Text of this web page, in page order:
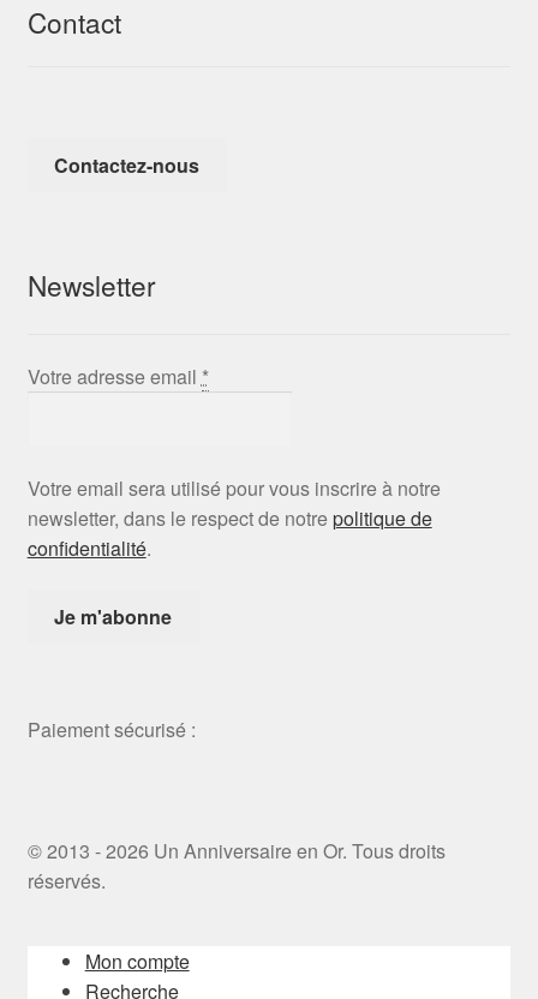
Contact
Contactez-nous
Newsletter
Votre adresse email *
Votre email sera utilisé pour vous inscrire à notre
newsletter, dans le respect de notrepolitique de
confidentialité.
Paiement sécurisé :
© 2013 - 2026 Un Anniversaire en Or. Tous droits
réservés.
Mon compte
Recherche